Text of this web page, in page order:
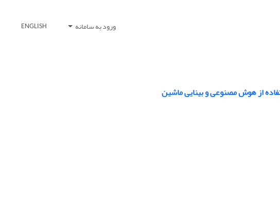
ورود به سامانه ENGLISH